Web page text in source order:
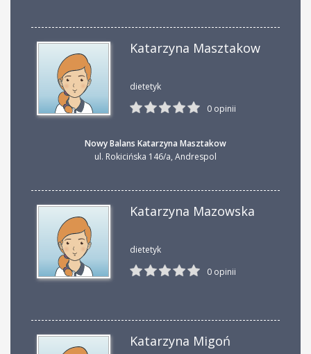
Katarzyna Masztakow
dietetyk
0 opinii
Nowy Balans Katarzyna Masztakow
ul. Rokicińska 146/a, Andrespol
Katarzyna Mazowska
dietetyk
0 opinii
Katarzyna Migoń